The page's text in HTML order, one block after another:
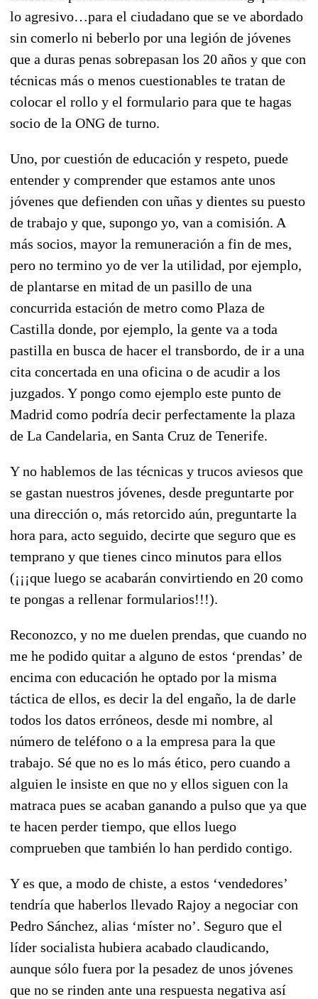
lo agresivo…para el ciudadano que se ve abordado
sin comerlo ni beberlo por una legión de jóvenes
que a duras penas sobrepasan los 20 años y que con
técnicas más o menos cuestionables te tratan de
colocar el rollo y el formulario para que te hagas
socio de la ONG de turno.
Uno, por cuestión de educación y respeto, puede
entender y comprender que estamos ante unos
jóvenes que defienden con uñas y dientes su puesto
de trabajo y que, supongo yo, van a comisión. A
más socios, mayor la remuneración a fin de mes,
pero no termino yo de ver la utilidad, por ejemplo,
de plantarse en mitad de un pasillo de una
concurrida estación de metro como Plaza de
Castilla donde, por ejemplo, la gente va a toda
pastilla en busca de hacer el transbordo, de ir a una
cita concertada en una oficina o de acudir a los
juzgados. Y pongo como ejemplo este punto de
Madrid como podría decir perfectamente la plaza
de La Candelaria, en Santa Cruz de Tenerife.
Y no hablemos de las técnicas y trucos aviesos que
se gastan nuestros jóvenes, desde preguntarte por
una dirección o, más retorcido aún, preguntarte la
hora para, acto seguido, decirte que seguro que es
temprano y que tienes cinco minutos para ellos
(¡¡¡que luego se acabarán convirtiendo en 20 como
te pongas a rellenar formularios!!!).
Reconozco, y no me duelen prendas, que cuando no
me he podido quitar a alguno de estos ‘prendas’ de
encima con educación he optado por la misma
táctica de ellos, es decir la del engaño, la de darle
todos los datos erróneos, desde mi nombre, al
número de teléfono o a la empresa para la que
trabajo. Sé que no es lo más ético, pero cuando a
alguien le insiste en que no y ellos siguen con la
matraca pues se acaban ganando a pulso que ya que
te hacen perder tiempo, que ellos luego
comprueben que también lo han perdido contigo.
Y es que, a modo de chiste, a estos ‘vendedores’
tendría que haberlos llevado Rajoy a negociar con
Pedro Sánchez, alias ‘míster no’. Seguro que el
líder socialista hubiera acabado claudicando,
aunque sólo fuera por la pesadez de unos jóvenes
que no se rinden ante una respuesta negativa así